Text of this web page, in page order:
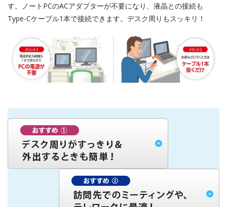
す。ノートPCのACアダプターが不要になり、液晶との接続も
Type-Cケーブル1本で接続できます。デスク周りもスッキリ！